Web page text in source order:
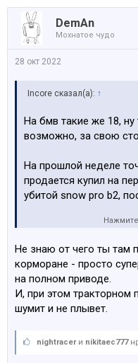
DemAn
Мохнатое чудо
28 окт 2022
Incore сказал(а): ↑
На бмв такие же 18, ну
возможно, за свою
На прошлой неделе
продается купил на
убитой snow pro b2,
Когда покупал,
похожий, но не мог
Не знаю от чего ты там
корморане - просто
на полном приводе.
И, при этом тракторном
шумит и не плывет.
nightracerи nikitaec777